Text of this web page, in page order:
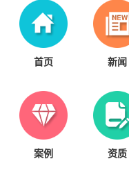
首页 新闻
案例 资质